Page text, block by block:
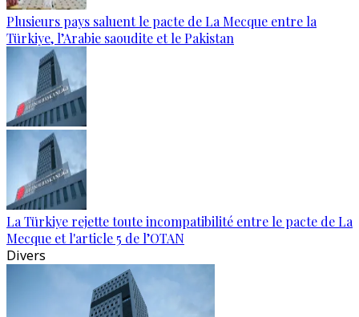
Plusieurs pays saluent le pacte de La Mecque entre la
Türkiye, l’Arabie saoudite et le Pakistan
La Türkiye rejette toute incompatibilité entre le pacte de La
Mecque et l'article 5 de l’OTAN
Divers